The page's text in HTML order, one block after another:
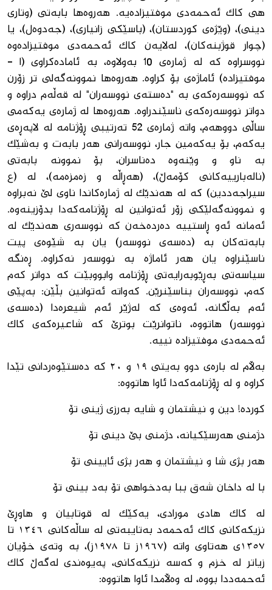
هی کاک ئەحمەدی موفتیزادەیە. هەروەها بابەتی (وتاری
دینی)، (وێژەی کوردستان)، (باسێکی زانیاری)، (جەدوەل)، یا
(چوار قوژبنەکان)، لەلایەن کاک ئەحمەدی موفتیزادەوە
نووسراوە کە لە ژمارەی 10 بەولاوە، بە ئامادەکراوی (ا -
موفتیزادە) ئاماژەی بۆ کراوە. هەروەها نموونەگەلی تر زۆرن
کە نووسەرەکەی بە "دەستەی نووسەران" لە قەڵەم دراوە و
دواتر نووسەرەکەی ناسێندراوە. هەروەها لە ژمارەی یەکەمی
ساڵی دووهەم، واتە ژمارەی 52 تەرتیبی ڕۆژنامە لە لاپەڕەی
یەکەم، بۆ یەکەمین جار، نووسەرانی هەر بابەت و بەشێک
بە ناو و وێنەوە دەناسران، بۆ نموونە بابەتی
(نالەبارییەکانی کۆمەڵ)، (هەڕاڵە و زەمزەمە)، لە (ع
سیراجەددین) کە لە هەندێک لە ژمارەکاندا ناوی لێ نەبراوە
و نموونەگەلێکی زۆر ئەتوانین لە ڕۆژنامەکەدا بدۆزینەوە.
ئەمانە ئەو ڕاستییە دەردەخەن کە نووسەری هەندێک لە
بابەتەکان بە (دەسەی نووسەر) یان بە شێوەی پیت
ناسێنراوە یان هەر ئاماژە بە نووسەر نەکراوە. ڕەنگە
سیاسەتی بەڕێوبەرایەتی ڕۆژنامە وابووبێت کە دواتر کەم
کەم، نووسەران بناسێنرێن. کەواتە ئەتوانین بڵێن: بەپێی
ئەم بەڵگانە، ئەوەی کە لەژێر ئەم شیعرەدا (دەسەی
نووسەر) هاتووە، ناتوانرێت بوترێ کە شاعیرەکەی کاک
ئەحمەدی موفتیزادە نییە.
بەڵام لە بارەی دوو بەیتی ١٩ و ٢٠ کە دەستێوەردانی تێدا
کراوە و لە ڕۆژنامەکەدا ئاوا هاتووە:
کوردە! دین و نیشتمان و شایە بەرزی ژینی تۆ
دژمنی هەرسێکیانە، دژمنی بێ دینی تۆ
هەر بژی شا و نیشتمان و هەر بژی ئایینی تۆ
با لە داخان شەق ببا بەدخواهی تۆ بەد بینی تۆ
لە کاک هادی مورادی، یەکێک لە قوتابیان و هاوڕێ
نزیکەکانی کاک ئەحمەد بەتایبەتی لە ساڵەکانی ١٣٤٦ تا
١٣٥٧ی هەتاوی واتە (١٩٦٧ز تا ١٩٧٨ز)، بە وتەی خۆیان
زیاتر لە خزم و کەسە نزیکەکانی، پەیوەندی لەگەڵ کاک
ئەحمەددا بووە، لە وەڵامدا ئاوا هاتووە: